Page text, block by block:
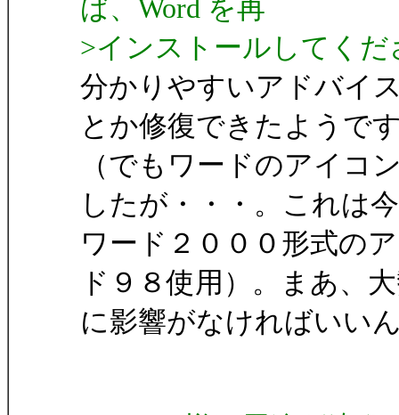
ば、Word を再
>インストールしてくだ
分かりやすいアドバイ
とか修復できたようで
（でもワードのアイコ
したが・・・。これは
ワード２０００形式の
ド９８使用）。まあ、
に影響がなければいい